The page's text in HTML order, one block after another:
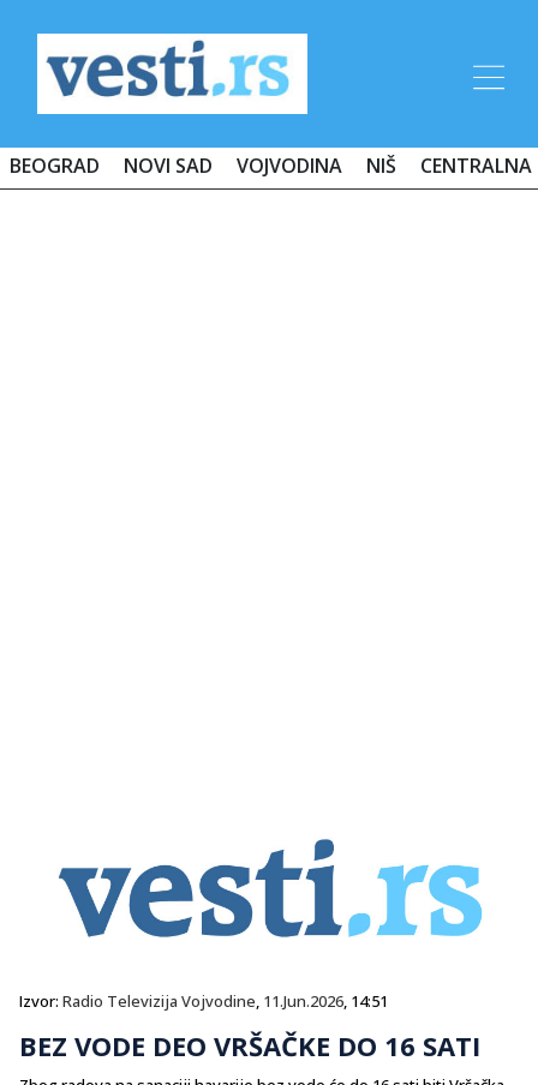
BEOGRAD NOVI SAD VOJVODINA NIŠ CENTRALNA
Izvor: Radio Televizija Vojvodine, 11.Jun.2026, 14:51
BEZ VODE DEO VRŠAČKE DO 16 SATI